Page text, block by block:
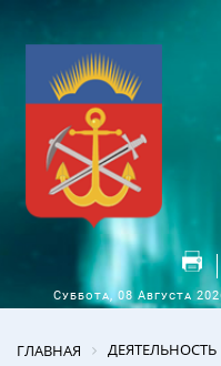
Суббота, 08 Августа
ГЛАВНАЯ
ДЕЯТЕЛЬНОСТЬ